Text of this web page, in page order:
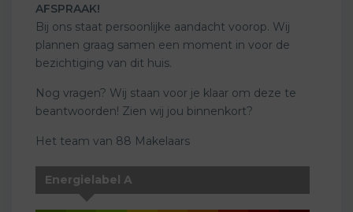
AFSPRAAK!
Bij ons staat persoonlijke aandacht voorop. Wij
plannen graag samen een moment in voor de
bezichtiging van dit huis.
Nog vragen? Wij staan voor je klaar om deze te
beantwoorden! Zien wij jou binnenkort?
Het team van 88 Makelaars
Energielabel A